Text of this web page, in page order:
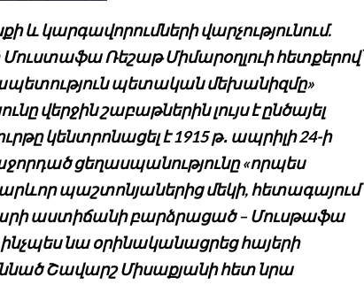
և կարգավորումների վարչությունում.
Ռեշաթ Միմարօղլուի հետքերով՝
պետականմեխանիզմը»
վերջին շաբաթներին լույս է ընծայել
կենտրոնացել է 1915 թ․ ապրիլի 24-ի
ցեղասպանությունը «որպես
պաշտոնյաներից մեկի, հետագայում
աստիճանի բարձրացած – Մուսթաֆա
նա օրինականացրեց հայերի
Շավարշ Միսաքյանի հետ նրա